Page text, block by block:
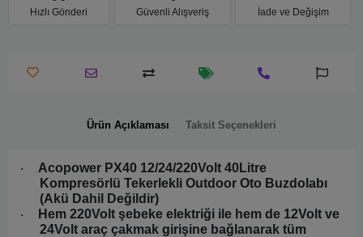
Hızlı Gönderi Güvenli Alışveriş İade ve Değişim
Ürün Açıklaması Taksit Seçenekleri
·
Acopower PX40 12/24/220Volt 40Litre
Kompresörlü Tekerlekli Outdoor Oto Buzdolabı
(Akü Dahil Değildir)
·
Hem 220Volt şebeke elektriği ile hem de 12Volt ve
24Volt araç çakmak girişine bağlanarak tüm